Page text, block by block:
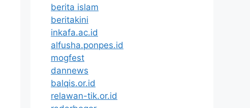
berita islam
beritakini
inkafa.ac.id
alfusha.ponpes.id
mogfest
dannews
balqis.or.id
relawan-tik.or.id